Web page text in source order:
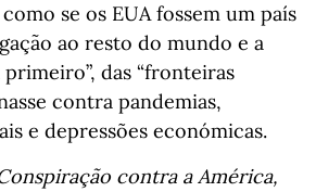
se os EUA fossem um país
ao resto do mundo e a
das “fronteiras
contra pandemias,
e depressões económicas.
contra a América,